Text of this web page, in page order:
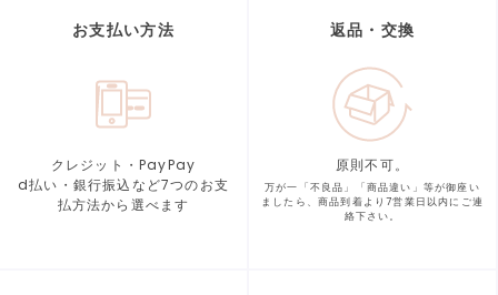
お支払い方法
クレジット・PayPay
d払い・銀行振込など7つのお支
払方法から選べます
返品・交換
原則不可。
万が一「不良品」「商品違い」等が御座い
ましたら、商品到着より7営業日以内にご連
絡下さい。